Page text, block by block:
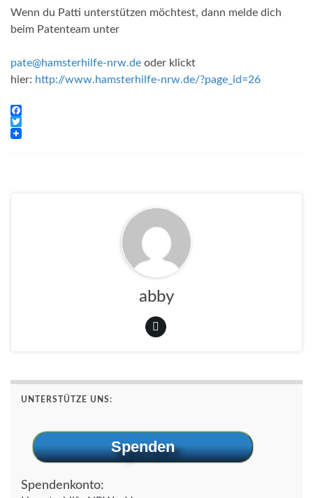
Wenn du Patti unterstützen möchtest, dann melde dich
beim Patenteam unter
pate@hamsterhilfe-nrw.de oder klickt
hier: http://www.hamsterhilfe-nrw.de/?page_id=26
F
a
T
abby
UNTERSTÜTZE UNS:
Spenden
Spendenkonto: